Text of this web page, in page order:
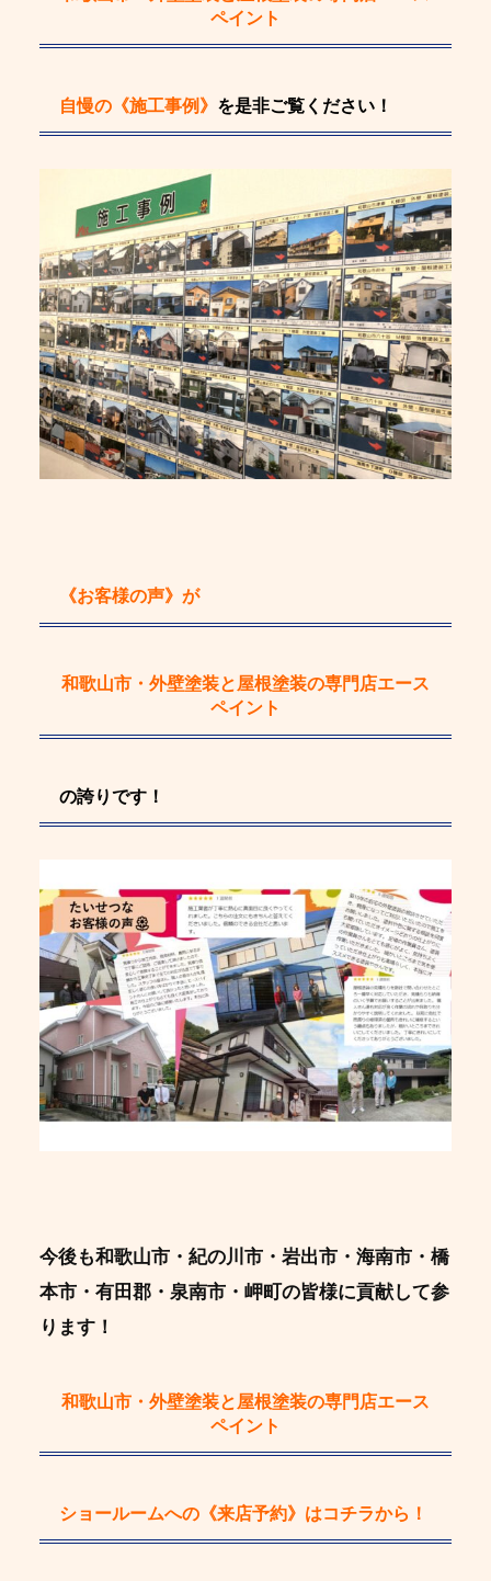
ペイント
自慢の《施工事例》 を是非ご覧ください！
《お客様の声》 が
和歌山市・外壁塗装と屋根塗装の専門店エース
ペイント
の誇りです！
今後も和歌山市・紀の川市・岩出市・海南市・橋
本市・有田郡・泉南市・岬町の皆様に貢献して参
ります！
和歌山市・外壁塗装と屋根塗装の専門店エース
ペイント
ショールームへの《来店予約》 はコチラから！